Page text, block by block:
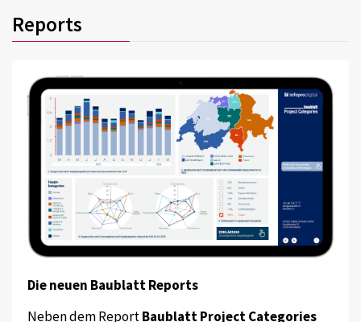
Reports
Die neuen Baublatt Reports
Neben dem ReportBaublatt Project Categories